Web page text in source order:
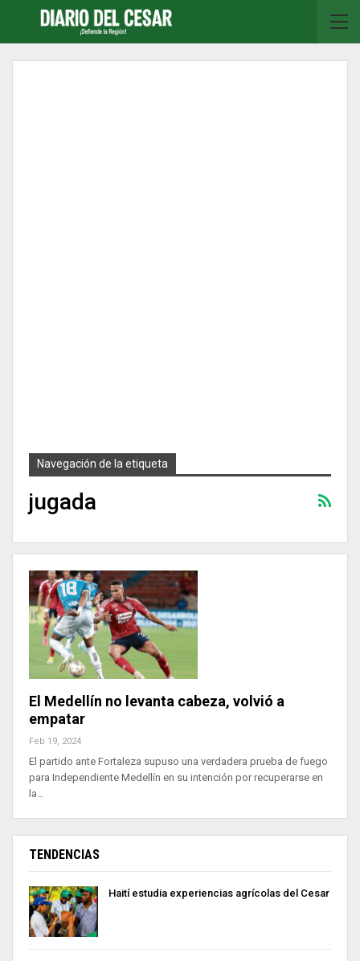
Navegación de la etiqueta
jugada
El Medellín no levanta cabeza, volvió a
empatar
Feb 19, 2024
El partido ante Fortaleza supuso una verdadera prueba de fuego
para Independiente Medellín en su intención por recuperarse en
la…
TENDENCIAS
Haití estudia experiencias agrícolas del Cesar